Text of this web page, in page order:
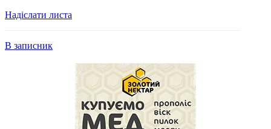
Надіслати листа
В записник